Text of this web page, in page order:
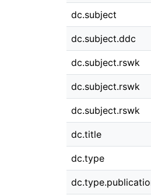
dc.subject
dc.subject.ddc
dc.subject.rswk
dc.subject.rswk
dc.subject.rswk
dc.title
dc.type